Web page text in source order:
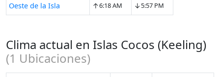
Oeste de la Isla ↑6:18 AM ↓5:57 PM
Clima actual en Islas Cocos (Keeling)
(1 Ubicaciones)